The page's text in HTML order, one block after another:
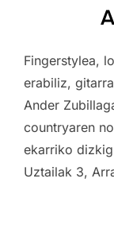
Fingerstylea,
erabiliz,
Ander
countryaren
ekarriko
Uztailak 3,